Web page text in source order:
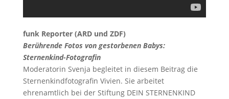
funk Reporter (ARD und ZDF)
Berührende Fotos von gestorbenen Babys:
Sternenkind-Fotografin
Moderatorin Svenja begleitet in diesem Beitrag die
Sternenkindfotografin Vivien. Sie arbeitet
ehrenamtlich bei der Stiftung DEIN STERNENKIND